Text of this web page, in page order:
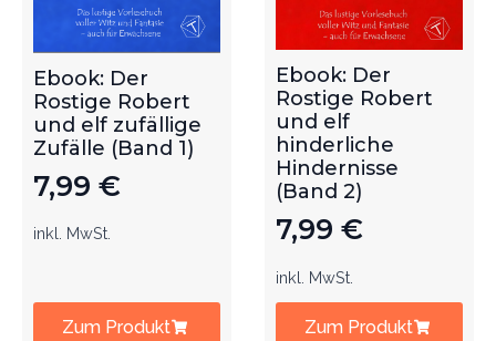
Ebook: Der
Rostige Robert
und elf zufällige
Zufälle (Band 1)
7,99 €
inkl. MwSt.
Zum Produkt
Ebook: Der
Rostige Robert
und elf
hinderliche
Hindernisse
(Band 2)
7,99 €
inkl. MwSt.
Zum Produkt